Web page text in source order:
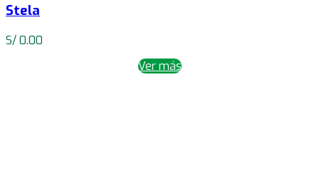
Stela
S/0.00
Ver más